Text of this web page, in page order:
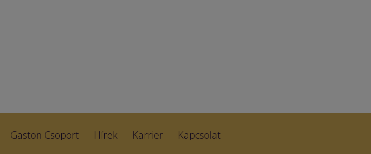
Gaston Csoport Hírek Karrier Kapcsolat